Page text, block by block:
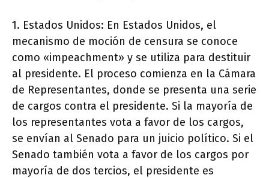
1. Estados Unidos: En Estados Unidos, el
mecanismo de moción de censura se conoce
como «impeachment» y se utiliza para destituir
al presidente. El proceso comienza en la Cámara
de Representantes, donde se presenta una serie
de cargos contra el presidente. Si la mayoría de
los representantes vota a favor de los cargos,
se envían al Senado para un juicio político. Si el
Senado también vota a favor de los cargos por
mayoría de dos tercios, el presidente es